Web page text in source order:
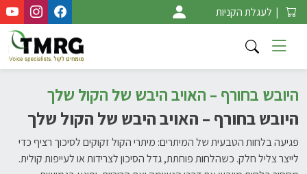
Skip
to
content
| לעגלת הקניות
היובש בחורף – האויב היבש של הקול שלך
היובש בחורף – האויב היבש של הקול שלך
פגיעה בלחות הטבעית של המיתרים: מיתרי הקול זקוקים לסיכוך רציף כדי
לייצר צליל חלק. כשהלחות פוחתת, גדל הסיכון לצרידות או לעייפות קולית.